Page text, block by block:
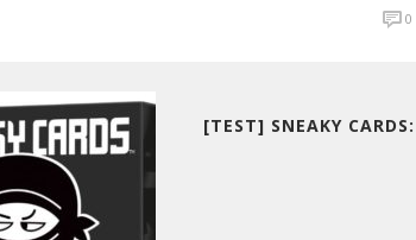
0
[TEST] SNEAKY